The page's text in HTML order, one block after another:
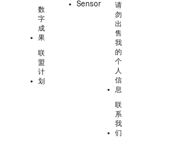
数
字
成
果
联
盟
计
划
Sensor
请
勿
出
售
我
的
个
人
信
息
联
系
我
们